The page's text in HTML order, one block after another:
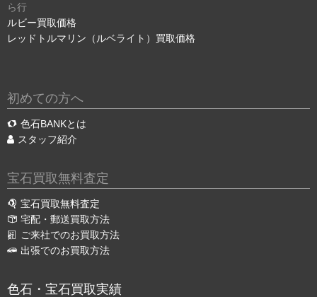
ら行
ルビー買取価格
レッドトルマリン（ルベライト）買取価格
初めての方へ
色石BANKとは
スタッフ紹介
宝石買取無料査定
宝石買取無料査定
宅配・郵送買取方法
ご来社でのお買取方法
出張でのお買取方法
色石・宝石買取実績